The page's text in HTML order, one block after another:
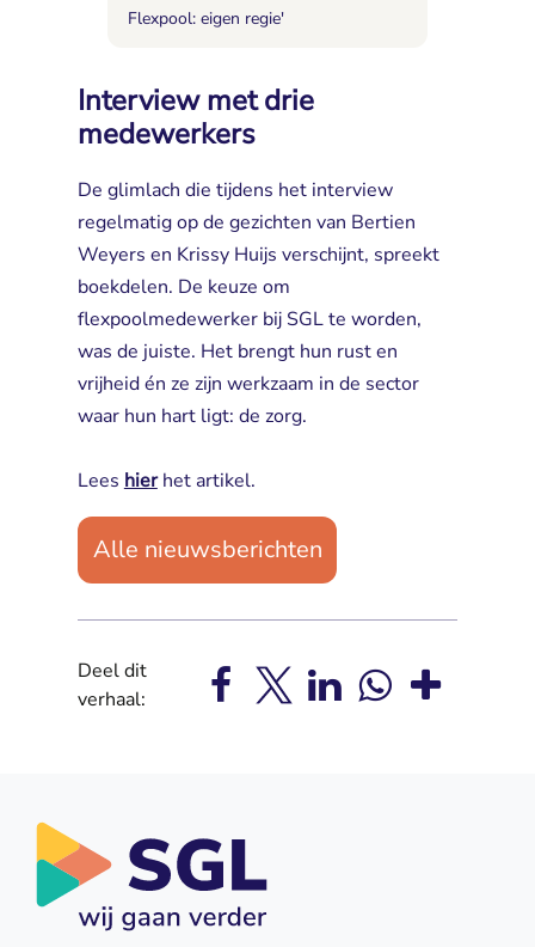
Flexpool: eigen regie'
Interview met drie
medewerkers
De glimlach die tijdens het interview
regelmatig op de gezichten van Bertien
Weyers en Krissy Huijs verschijnt, spreekt
boekdelen. De keuze om
flexpoolmedewerker bij SGL te worden,
was de juiste. Het brengt hun rust en
vrijheid én ze zijn werkzaam in de sector
waar hun hart ligt: de zorg.
Lees hierhet artikel.
Alle nieuwsberichten
Deel dit
verhaal: